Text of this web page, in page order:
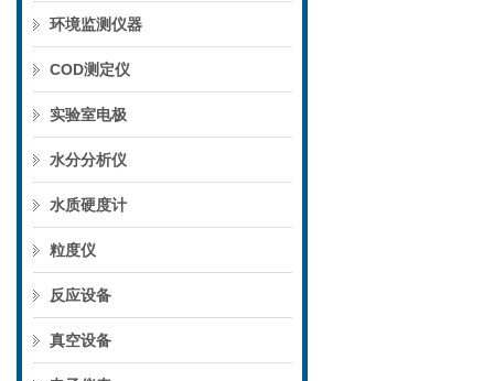
环境监测仪器
COD测定仪
实验室电极
水分分析仪
水质硬度计
粒度仪
反应设备
真空设备